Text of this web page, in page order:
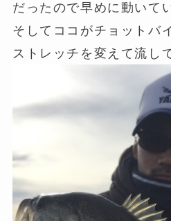
だったので早めに動いて
そしてココがチョットバ
ストレッチを変えて流し